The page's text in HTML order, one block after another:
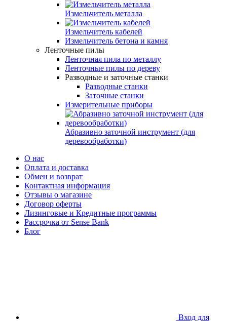
Измельчитель металла
Измельчитель кабелей
Измельчитель бетона и камня
Ленточные пилы
Ленточная пила по металлу
Ленточные пилы по дереву
Разводные и заточные станки
Разводные станки
Заточные станки
Измерительные приборы
Абразивно заточной инструмент (для
деревообработки)
О нас
Оплата и доставка
Обмен и возврат
Контактная информация
Отзывы о магазине
Договор оферты
Лизинговые и Кредитные программы
Рассрочка от Sense Bank
Блог
Вход для